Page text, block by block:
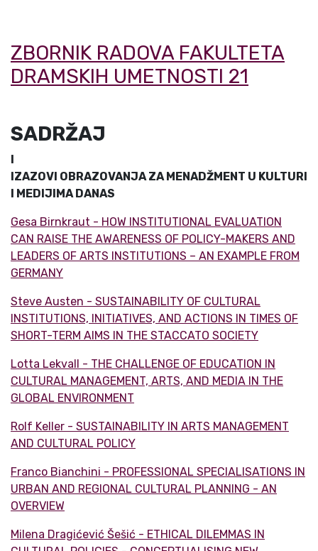
ZBORNIK RADOVA FAKULTETA
DRAMSKIH UMETNOSTI 21
SADRŽAJ
I
IZAZOVI OBRAZOVANJA ZA MENADŽMENT U KULTURI
I MEDIJIMA DANAS
Gesa Birnkraut - HOW INSTITUTIONAL EVALUATION
CAN RAISE THE AWARENESS OF POLICY-MAKERS AND
LEADERS OF ARTS INSTITUTIONS – AN EXAMPLE FROM
GERMANY
Steve Austen - SUSTAINABILITY OF CULTURAL
INSTITUTIONS, INITIATIVES, AND ACTIONS IN TIMES OF
SHORT-TERM AIMS IN THE STACCATO SOCIETY
Lotta Lekvall - THE CHALLENGE OF EDUCATION IN
CULTURAL MANAGEMENT, ARTS, AND MEDIA IN THE
GLOBAL ENVIRONMENT
Rolf Keller - SUSTAINABILITY IN ARTS MANAGEMENT
AND CULTURAL POLICY
Franco Bianchini - PROFESSIONAL SPECIALISATIONS IN
URBAN AND REGIONAL CULTURAL PLANNING - AN
OVERVIEW
Milena Dragićević Šešić - ETHICAL DILEMMAS IN